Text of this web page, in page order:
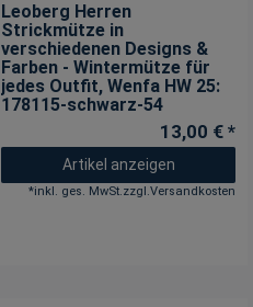
Leoberg Herren
Strickmütze in
verschiedenen Designs &
Farben - Wintermütze für
jedes Outfit, Wenfa HW 25:
178115-schwarz-54
13,00 € *
Artikel anzeigen
*inkl. ges. MwSt.zzgl.Versandkosten